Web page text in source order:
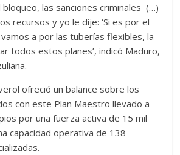
bloqueo, las sanciones criminales (…)
recursos y yo le dije: ‘Si es por el
a por las tuberías flexibles, la
todos estos planes’, indicó Maduro,
ofreció un balance sobre los
con este Plan Maestro llevado a
por una fuerza activa de 15 mil
capacidad operativa de 138